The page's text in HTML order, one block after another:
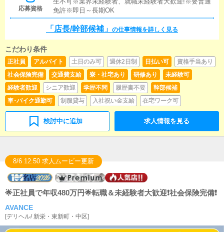
収入を大幅に増やしていくことが可能です。
応募資格
免許※即日～長期OK
「店長/幹部候補」 の仕事情報を詳しく見る
こだわり条件
正社員 アルバイト 土日のみ可 週休2日制 日払い可
資格手当あり
社会保険完備
交通費支給 寮・社宅あり 研修あり
未経験可
経験者歓迎
シニア歓迎 学歴不問 履歴書不要
幹部候補
車･バイク通勤可
制服貸与 入社祝い金支給 在宅ワーク可
検討中に追加 求人情報を見る
8/6 12:50 求人ムービー更新
🌟正社員で年収480万円🌟転職＆未経験者大歓迎❗️社会保険完備❗️
AVANCE
[デリヘル/ 新栄・東新町・中区]